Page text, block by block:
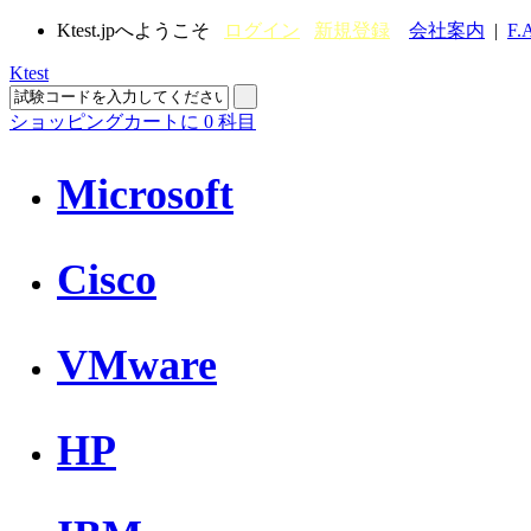
Ktest.jpへようこそ ログイン 新規登録 会社案内 |
Ktest
ショッピングカートに 0 科目
Microsoft
Cisco
VMware
HP